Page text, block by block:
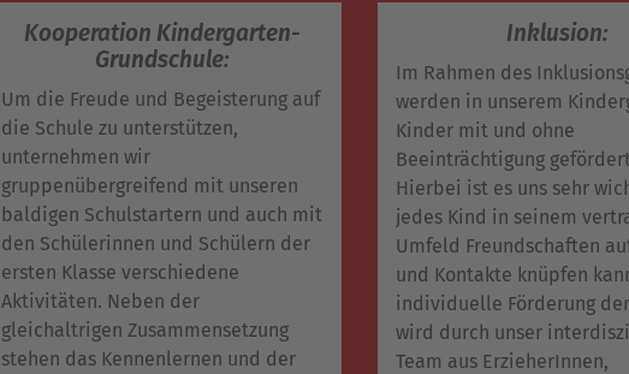
Kooperation Kindergarten-
Grundschule:
Um die Freude und Begeisterung auf
die Schule zu unterstützen,
unternehmen wir
gruppenübergreifend mit unseren
baldigen Schulstartern und auch mit
den Schülerinnen und Schülern der
ersten Klasse verschiedene
Aktivitäten. Neben der
gleichaltrigen Zusammensetzung
stehen das Kennenlernen und der
Inklusion:
Im Rahmen des
werden in unserem
Kinder mit und ohne
Beeinträchtigung
Hierbei ist es uns sehr
jedes Kind in seinem
Umfeld Freundschaften
und Kontakte knüpfen
individuelle Förderung
wird durch unser
Team aus ErzieherInnen,